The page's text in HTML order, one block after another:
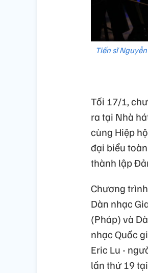
Tiến sĩ
Tối 17/1,
ra tại Nhà
cùng Hiệp
đại biểu
thành lập
Chương
Dàn nhạc
(Pháp) và
nhạc Quốc
Eric Lu -
lần thứ 19